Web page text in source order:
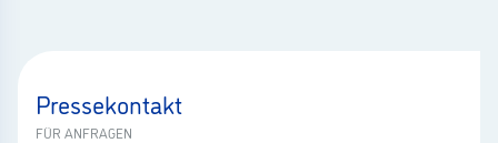
Pressekontakt
FÜR ANFRAGEN